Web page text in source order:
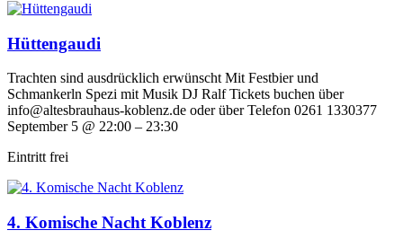
Hüttengaudi
Trachten sind ausdrücklich erwünscht Mit Festbier und
Schmankerln Spezi mit Musik DJ Ralf Tickets buchen über
info@altesbrauhaus-koblenz.de oder über Telefon 0261 1330377
September 5 @ 22:00 – 23:30
Eintritt frei
4. Komische Nacht Koblenz